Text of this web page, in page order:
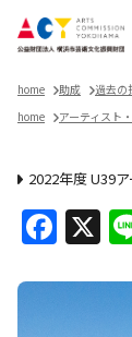
home 助成 過去の
home
アーティスト
2022年度 U39
X